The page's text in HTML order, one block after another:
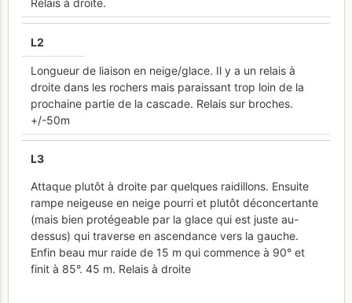
Relais à droite.
L2
Longueur de liaison en neige/glace. Il y a un relais à
droite dans les rochers mais paraissant trop loin de la
prochaine partie de la cascade. Relais sur broches.
+/-50m
L3
Attaque plutôt à droite par quelques raidillons. Ensuite
rampe neigeuse en neige pourri et plutôt déconcertante
(mais bien protégeable par la glace qui est juste au-
dessus) qui traverse en ascendance vers la gauche.
Enfin beau mur raide de 15 m qui commence à 90° et
finit à 85°. 45 m. Relais à droite